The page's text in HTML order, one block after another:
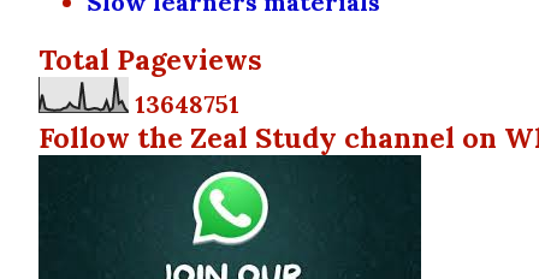
Total Pageviews
13648751
Follow the Zeal Study channel on